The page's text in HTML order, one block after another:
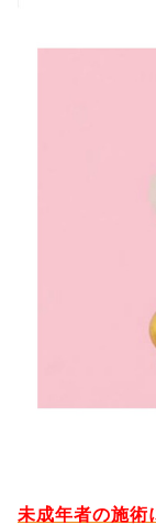
未成年者の施術